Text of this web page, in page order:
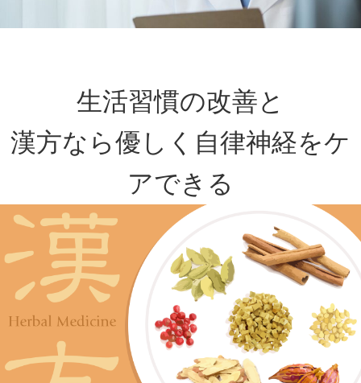
生活習慣の改善と
漢方なら優しく自律神経をケ
アできる